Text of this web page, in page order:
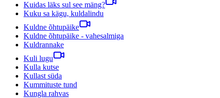
Kuidas läks sul see mäng?
Kuku sa kägu, kuldalindu
Kuldne õhtupäike
Kuldne õhtupäike - vahesalmiga
Kuldrannake
Kuli lugu
Kulla kutse
Kullast süda
Kummituste tund
Kungla rahvas